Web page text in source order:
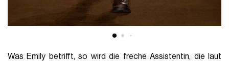
Was Emily betrifft, so wird die freche Assistentin, die laut